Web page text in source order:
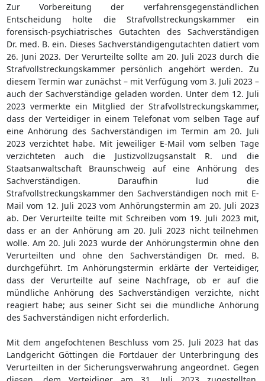
Zur Vorbereitung der verfahrensgegenständlichen
Entscheidung holte die Strafvollstreckungskammer ein
forensisch-psychiatrisches Gutachten des Sachverständigen
Dr. med. B. ein. Dieses Sachverständigengutachten datiert vom
26. Juni 2023. Der Verurteilte sollte am 20. Juli 2023 durch die
Strafvollstreckungskammer persönlich angehört werden. Zu
diesem Termin war zunächst – mit Verfügung vom 3. Juli 2023 –
auch der Sachverständige geladen worden. Unter dem 12. Juli
2023 vermerkte ein Mitglied der Strafvollstreckungskammer,
dass der Verteidiger in einem Telefonat vom selben Tage auf
eine Anhörung des Sachverständigen im Termin am 20. Juli
2023 verzichtet habe. Mit jeweiliger E-Mail vom selben Tage
verzichteten auch die Justizvollzugsanstalt R. und die
Staatsanwaltschaft Braunschweig auf eine Anhörung des
Sachverständigen. Daraufhin lud die
Strafvollstreckungskammer den Sachverständigen noch mit E-
Mail vom 12. Juli 2023 vom Anhörungstermin am 20. Juli 2023
ab. Der Verurteilte teilte mit Schreiben vom 19. Juli 2023 mit,
dass er an der Anhörung am 20. Juli 2023 nicht teilnehmen
wolle. Am 20. Juli 2023 wurde der Anhörungstermin ohne den
Verurteilten und ohne den Sachverständigen Dr. med. B.
durchgeführt. Im Anhörungstermin erklärte der Verteidiger,
dass der Verurteilte auf seine Nachfrage, ob er auf die
mündliche Anhörung des Sachverständigen verzichte, nicht
reagiert habe; aus seiner Sicht sei die mündliche Anhörung
des Sachverständigen nicht erforderlich.
Mit dem angefochtenen Beschluss vom 25. Juli 2023 hat das
Landgericht Göttingen die Fortdauer der Unterbringung des
Verurteilten in der Sicherungsverwahrung angeordnet. Gegen